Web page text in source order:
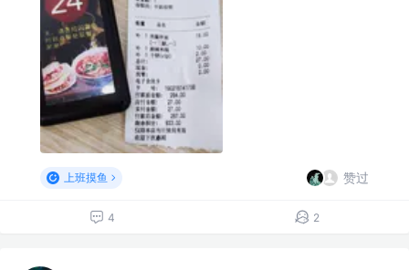
上班摸鱼 赞过
4 2